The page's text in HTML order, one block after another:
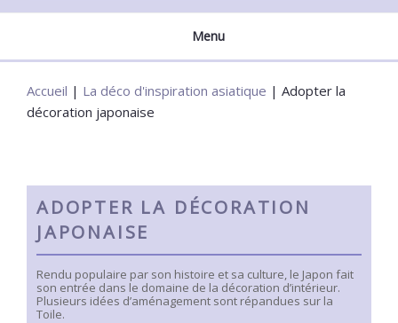
Menu
Accueil | La déco d'inspiration asiatique | Adopter la
décoration japonaise
ADOPTER LA DÉCORATION
JAPONAISE
Rendu populaire par son histoire et sa culture, le Japon fait
son entrée dans le domaine de la décoration d’intérieur.
Plusieurs idées d’aménagement sont répandues sur la
Toile.